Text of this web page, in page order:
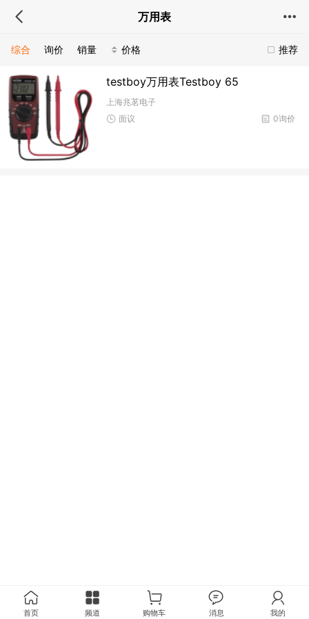
万用表
推荐
综合 询价 销量 价格
testboy万用表Testboy 65
上海兆茗电子
0询价
面议
首页 频道 购物车 消息 我的